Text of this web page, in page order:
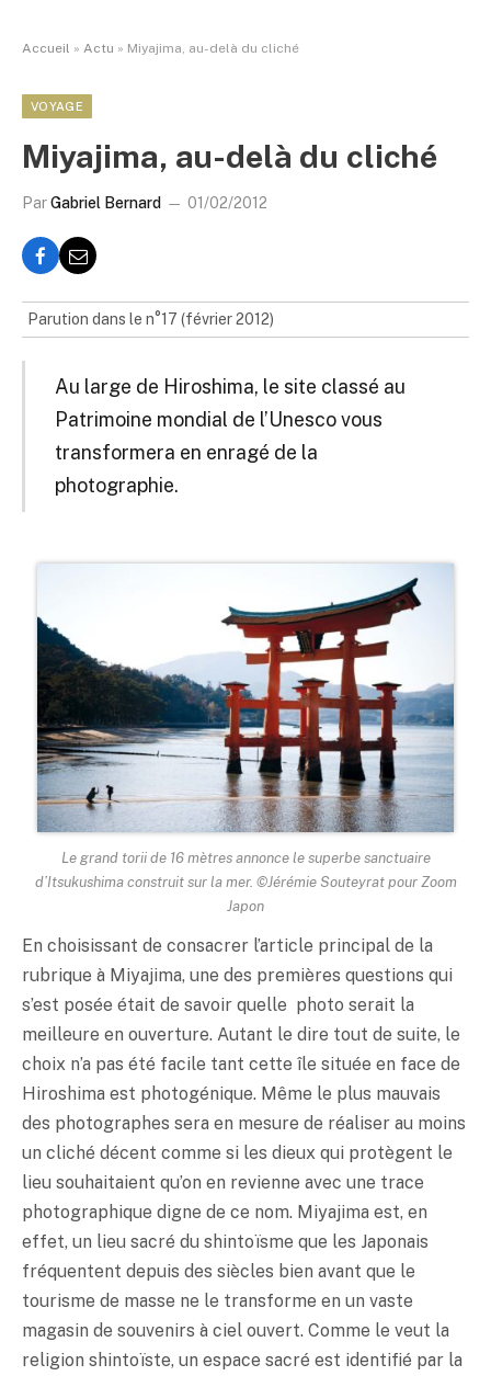
Accueil » Actu » Miyajima, au-delà du cliché
VOYAGE
Miyajima, au-delà du cliché
ParGabriel Bernard 01/02/2012
Parution dans le n°17 (février 2012)
Au large de Hiroshima, le site classé au
Patrimoine mondial de l’Unesco vous
transformera en enragé de la
photographie.
Le grand torii de 16 mètres annonce le superbe sanctuaire
d’Itsukushima construit sur la mer. ©Jérémie Souteyrat pour Zoom
Japon
En choisissant de consacrer l’article principal de la
rubrique à Miyajima, une des premières questions qui
s’est posée était de savoir quelle photo serait la
meilleure en ouverture. Autant le dire tout de suite, le
choix n’a pas été facile tant cette île située en face de
Hiroshima est photogénique. Même le plus mauvais
des photographes sera en mesure de réaliser au moins
un cliché décent comme si les dieux qui protègent le
lieu souhaitaient qu’on en revienne avec une trace
photographique digne de ce nom. Miyajima est, en
effet, un lieu sacré du shintoïsme que les Japonais
fréquentent depuis des siècles bien avant que le
tourisme de masse ne le transforme en un vaste
magasin de souvenirs à ciel ouvert. Comme le veut la
religion shintoïste, un espace sacré est identifié par la